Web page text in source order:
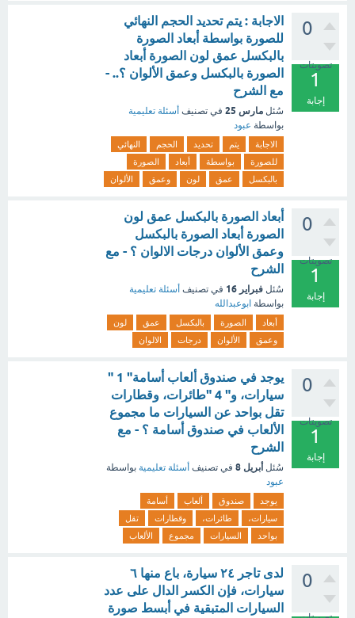
0
تصويتات
1
إجابة
الاجابة : يتم تحديد الحجم النهائي
للصورة بواسطة أبعاد الصورة
بالبكسل عمق لون الصورة أبعاد
الصورة بالبكسل وعمق الألوان ؟.. -
مع الشرح
سُئل مارس 25 في تصنيف أسئلة تعليمية
بواسطة عبود
الاجابة يتم تحديد الحجم
النهائي
للصورة
بواسطة أبعاد
الصورة
بالبكسل
عمق لون وعمق الألوان
0
تصويتات
1
إجابة
أبعاد الصورة بالبكسل عمق لون
الصورة أبعاد الصورة بالبكسل
وعمق الألوان درجات الالوان ؟ - مع
الشرح
سُئل فبراير 16 في تصنيف أسئلة تعليمية
بواسطة ابوعبدالله
أبعاد الصورة بالبكسل عمق
لون
وعمق
الألوان درجات الالوان
0
تصويتات
1
إجابة
يوجد في صندوق ألعاب أسامة" 1 "
سيارات، و" 4 "طائرات، وقطارات
تقل بواحد عن السيارات ما مجموع
الألعاب في صندوق أسامة ؟ - مع
الشرح
سُئل أبريل 8 في تصنيف أسئلة تعليمية بواسطة
عبود
يوجد صندوق ألعاب
أسامة
سيارات،
طائرات، وقطارات
تقل
بواحد
السيارات مجموع الألعاب
0
لدى تاجر ٢٤ سيارة، باع منها ٦
سيارات، فإن الكسر الدال على عدد
السيارات المتبقية في أبسط صورة